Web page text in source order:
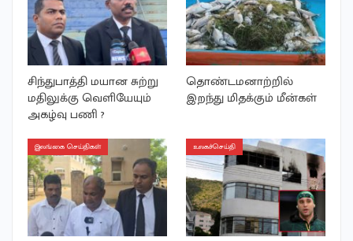
சிந்துபாத்தி மயான சுற்று
மதிலுக்கு வெளியேயும்
அகழ்வு பணி ?
தொண்டமனாற்றில்
இறந்து மிதக்கும் மீன்கள்
இலங்கை செய்திகள் உலகச்செய்தி